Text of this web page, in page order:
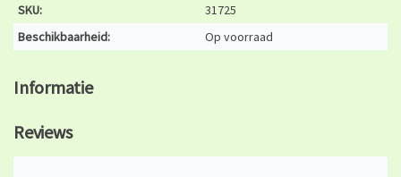
SKU:
31725
Beschikbaarheid:
Op voorraad
Informatie
Reviews